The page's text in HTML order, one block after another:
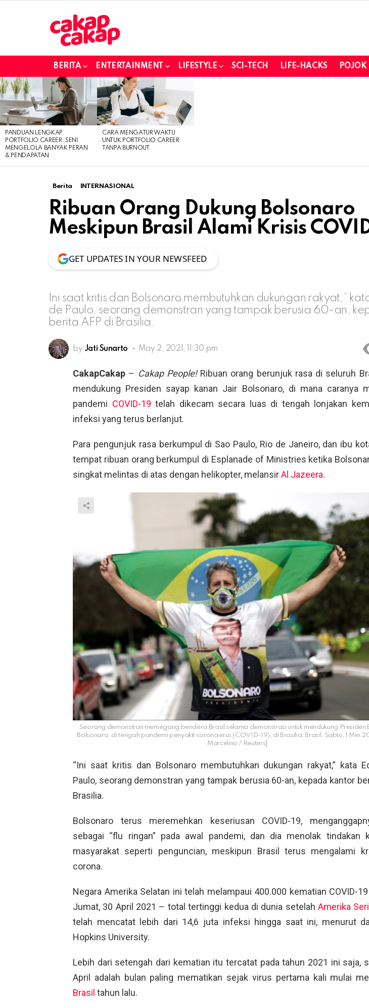
BERITA ENTERTAINMENT LIFESTYLE SCI-TECH LIFE-HACKS
LATEST
STORIES
PANDUAN LENGKAP
PORTFOLIO CAREER: SENI
MENGELOLA BANYAK PERAN
& PENDAPATAN
CARA MENGATUR WAKTU
UNTUK PORTFOLIO CAREER
TANPA BURNOUT
Berita INTERNASIONAL
Ribuan Orang Dukung Bolsonaro
Meskipun Brasil Alami Krisis
GET UPDATES IN YOUR NEWSFEED
Ini saat kritis dan Bolsonaro membutuhkan dukungan rakyat,”
de Paulo, seorang demonstran yang tampak berusia 60-an,
berita AFP di Brasilia.
by Jati Sunarto May 2, 2021, 11:30 pm
CakapCakap – Cakap People!Ribuan orang berunjuk rasa di seluruh
mendukung Presiden sayap kanan Jair Bolsonaro, di mana caranya
pandemi COVID-19 telah dikecam secara luas di tengah lonjakan
infeksi yang terus berlanjut.
Para pengunjuk rasa berkumpul di Sao Paulo, Rio de Janeiro, dan ibu
tempat ribuan orang berkumpul di Esplanade of Ministries ketika
singkat melintas di atas dengan helikopter, melansirAl Jazeera.
Seorang demonstran memegang bendera Brasil selama demonstrasi untuk mendukung Presiden
Bolsonaro, di tengah pandemi penyakit coronavirus (COVID-19), di Brasilia, Brasil, Sabtu, 1 Mei
Marcelino / Reuters]
“Ini saat kritis dan Bolsonaro membutuhkan dukungan rakyat,” kata
Paulo, seorang demonstran yang tampak berusia 60-an, kepada kantor
Brasilia.
Bolsonaro terus meremehkan keseriusan COVID-19,
sebagai “flu ringan” pada awal pandemi, dan dia menolak tindakan
masyarakat seperti penguncian, meskipun Brasil terus mengalami
corona.
Negara Amerika Selatan ini telah melampaui 400.000 kematian COVID-
Jumat, 30 April 2021 – total tertinggi kedua di dunia setelah Amerika
telah mencatat lebih dari 14,6 juta infeksi hingga saat ini, menurut
Hopkins University.
Lebih dari setengah dari kematian itu tercatat pada tahun 2021 ini saja,
April adalah bulan paling mematikan sejak virus pertama kali mulai
Brasil tahun lalu.